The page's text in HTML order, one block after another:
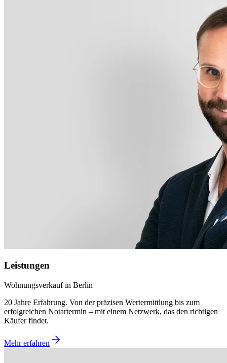
Leistungen
Wohnungsverkauf in Berlin
20 Jahre Erfahrung. Von der präzisen Wertermittlung bis zum
erfolgreichen Notartermin – mit einem Netzwerk, das den richtigen
Käufer findet.
Mehr erfahren